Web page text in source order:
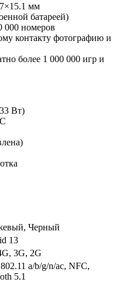
мм
батареей)
000 номеров
контакту фотографию и
более 1 000 000 игр и
Вт)
Черный
13
3G, 2G
a/b/g/n/ac, NFC,
5.1